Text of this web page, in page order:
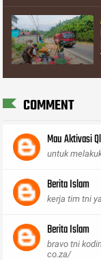
COMMENT
Mau Aktivasi
untuk
Berita Islam
kerja tim tni
Berita Islam
bravo tni
co.za/